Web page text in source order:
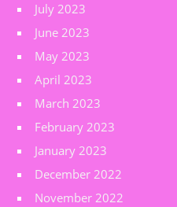
July 2023
June 2023
May 2023
April 2023
March 2023
February 2023
January 2023
December 2022
November 2022